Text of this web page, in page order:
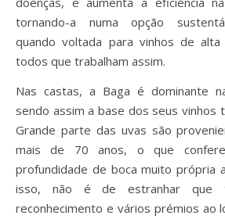
tornando-a numa opção
quando voltada para vinhos de alta
todos que trabalham assim.
Nas castas, a Baga é dominante
sendo assim a base dos seus vinhos
Grande parte das uvas são
mais de 70 anos, o que
profundidade de boca muito própria
isso, não é de estranhar que
reconhecimento e vários prémios ao